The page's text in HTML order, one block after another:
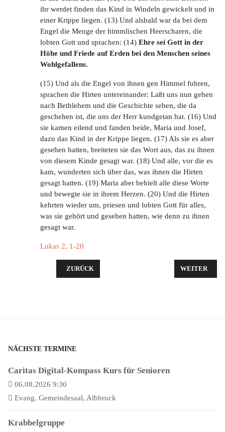
ihr werdet finden das Kind in Windeln gewickelt und in
einer Krippe liegen. (13) Und alsbald war da bei dem
Engel die Menge der himmlischen Heerscharen, die
lobten Gott und sprachen: (14) Ehre sei Gott in der
Höhe und Friede auf Erden bei den Menschen seines
Wohlgefallens.
(15) Und als die Engel von ihnen gen Himmel fuhren,
sprachen die Hirten untereinander: Laßt uns nun gehen
nach Bethlehem und die Geschichte sehen, die da
geschehen ist, die uns der Herr kundgetan hat. (16) Und
sie kamen eilend und fanden beide, Maria und Josef,
dazu das Kind in der Krippe liegen. (17) Als sie es aber
gesehen hatten, breiteten sie das Wort aus, das zu ihnen
von diesem Kinde gesagt war. (18) Und alle, vor die es
kam, wunderten sich über das, was ihnen die Hirten
gesagt hatten. (19) Maria aber behielt alle diese Worte
und bewegte sie in ihrem Herzen. (20) Und die Hirten
kehrten wieder um, priesen und lobten Gott für alles,
was sie gehört und gesehen hatten, wie denn zu ihnen
gesagt war.
Lukas 2, 1-20
VORHERIGER BEITRAG: PREDIGT AN HEILIG
ZURÜCK NÄCHSTER
WEITER
NÄCHSTE TERMINE
Caritas Digital-Kompass Kurs für Senioren
06.08.2026 9:30
Evang. Gemeindesaal, Albbruck
Krabbelgruppe